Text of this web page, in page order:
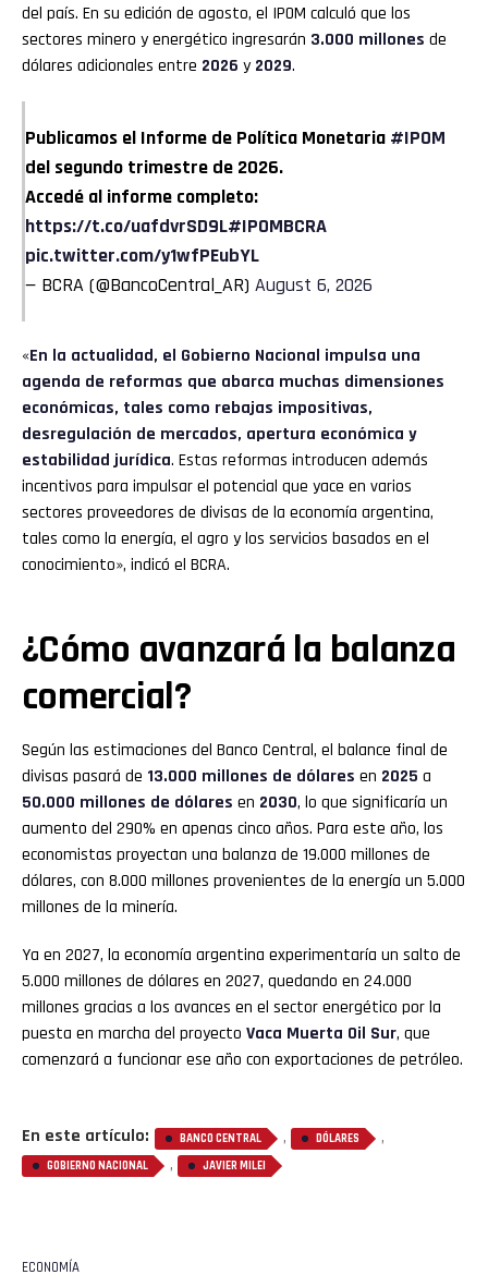
del país. En su edición de agosto, el IPOM calculó que los
sectores minero y energético ingresarán 3.000 millones de
dólares adicionales entre 2026 y 2029.
Publicamos el Informe de Política Monetaria #IPOM
del segundo trimestre de 2026.
Accedé al informe completo:
https://t.co/uafdvrSD9L#IPOMBCRA
pic.twitter.com/y1wfPEubYL
— BCRA (@BancoCentral_AR) August 6, 2026
«En la actualidad, el Gobierno Nacional impulsa una
agenda de reformas que abarca muchas dimensiones
económicas, tales como rebajas impositivas,
desregulación de mercados, apertura económica y
estabilidad jurídica. Estas reformas introducen además
incentivos para impulsar el potencial que yace en varios
sectores proveedores de divisas de la economía argentina,
tales como la energía, el agro y los servicios basados en el
conocimiento», indicó el BCRA.
¿Cómo avanzará la balanza
comercial?
Según las estimaciones del Banco Central, el balance final de
divisas pasará de 13.000 millones de dólares en 2025 a
50.000 millones de dólares en 2030, lo que significaría un
aumento del 290% en apenas cinco años. Para este año, los
economistas proyectan una balanza de 19.000 millones de
dólares, con 8.000 millones provenientes de la energía un 5.000
millones de la minería.
Ya en 2027, la economía argentina experimentaría un salto de
5.000 millones de dólares en 2027, quedando en 24.000
millones gracias a los avances en el sector energético por la
puesta en marcha del proyecto Vaca Muerta Oil Sur, que
comenzará a funcionar ese año con exportaciones de petróleo.
En este artículo: BANCO CENTRAL , DÓLARES ,
GOBIERNO NACIONAL , JAVIER MILEI
ECONOMÍA